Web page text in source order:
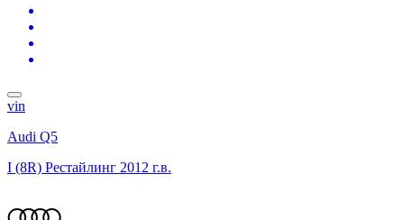
vin
Audi Q5
I (8R) Рестайлинг 2012 г.в.